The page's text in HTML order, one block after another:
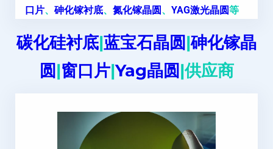
口片、 砷化镓衬底、 氮化镓晶圆、 YAG激光晶圆等
碳化硅衬底|蓝宝石晶圆|砷化镓晶
圆|窗口片|Yag晶圆|供应商